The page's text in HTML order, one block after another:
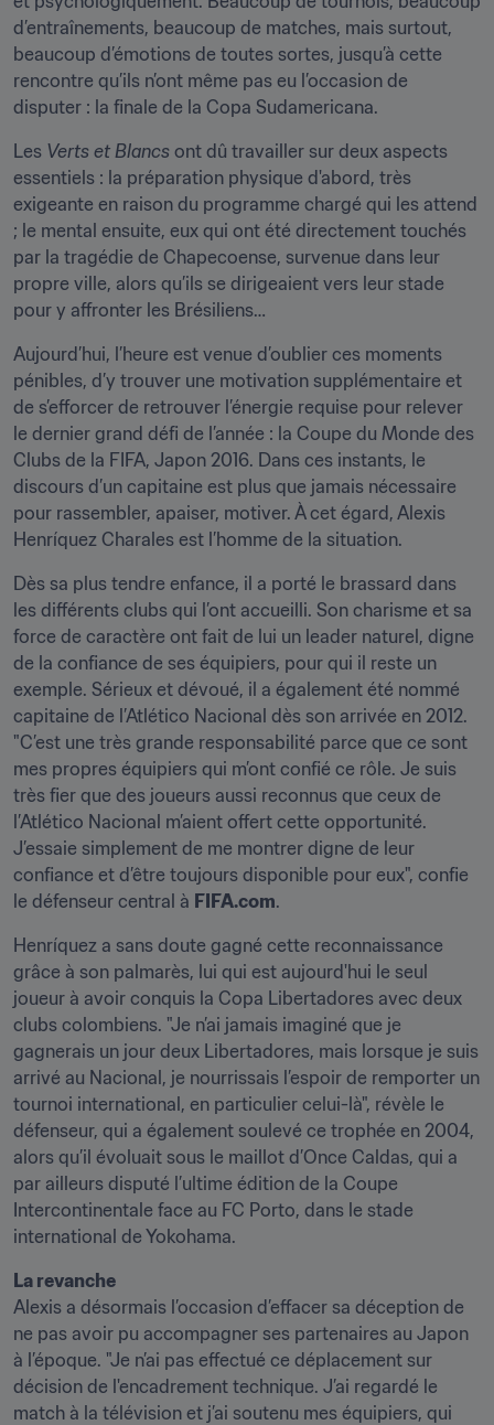
d’entraînements, beaucoup de matches, mais surtout,
beaucoup d’émotions de toutes sortes, jusqu’à cette
rencontre qu’ils n’ont même pas eu l’occasion de
disputer : la finale de la Copa Sudamericana.
Les Verts et Blancs ont dû travailler sur deux aspects
essentiels : la préparation physique d'abord, très
exigeante en raison du programme chargé qui les attend
; le mental ensuite, eux qui ont été directement touchés
par la tragédie de Chapecoense, survenue dans leur
propre ville, alors qu’ils se dirigeaient vers leur stade
pour y affronter les Brésiliens…
Aujourd’hui, l’heure est venue d’oublier ces moments
pénibles, d’y trouver une motivation supplémentaire et
de s’efforcer de retrouver l’énergie requise pour relever
le dernier grand défi de l’année : la Coupe du Monde des
Clubs de la FIFA, Japon 2016. Dans ces instants, le
discours d’un capitaine est plus que jamais nécessaire
pour rassembler, apaiser, motiver. À cet égard, Alexis
Henríquez Charales est l’homme de la situation.
Dès sa plus tendre enfance, il a porté le brassard dans
les différents clubs qui l’ont accueilli. Son charisme et sa
force de caractère ont fait de lui un leader naturel, digne
de la confiance de ses équipiers, pour qui il reste un
exemple. Sérieux et dévoué, il a également été nommé
capitaine de l’Atlético Nacional dès son arrivée en 2012.
"C’est une très grande responsabilité parce que ce sont
mes propres équipiers qui m’ont confié ce rôle. Je suis
très fier que des joueurs aussi reconnus que ceux de
l’Atlético Nacional m’aient offert cette opportunité.
J’essaie simplement de me montrer digne de leur
confiance et d’être toujours disponible pour eux", confie
le défenseur central à FIFA.com.
Henríquez a sans doute gagné cette reconnaissance
grâce à son palmarès, lui qui est aujourd'hui le seul
joueur à avoir conquis la Copa Libertadores avec deux
clubs colombiens. "Je n’ai jamais imaginé que je
gagnerais un jour deux Libertadores, mais lorsque je suis
arrivé au Nacional, je nourrissais l’espoir de remporter un
tournoi international, en particulier celui-là", révèle le
défenseur, qui a également soulevé ce trophée en 2004,
alors qu’il évoluait sous le maillot d’Once Caldas, qui a
par ailleurs disputé l’ultime édition de la Coupe
Intercontinentale face au FC Porto, dans le stade
international de Yokohama.
La revanche
Alexis a désormais l’occasion d’effacer sa déception de
ne pas avoir pu accompagner ses partenaires au Japon
à l’époque. "Je n’ai pas effectué ce déplacement sur
décision de l'encadrement technique. J’ai regardé le
match à la télévision et j’ai soutenu mes équipiers, qui